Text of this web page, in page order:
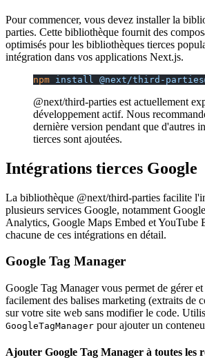
Pour commencer, vous devez installer la
parties. Cette bibliothèque fournit des
optimisés pour les bibliothèques tierces
intégration dans vos applications Next.js.
npm install @next/third-
@next/third-parties est actuellement
développement actif. Nous
dernière version pendant que d'autres
tierces sont ajoutées.
Intégrations tierces Google
La bibliothèque @next/third-parties facilite
plusieurs services Google, notamment
Analytics, Google Maps Embed et YouTube
chacune de ces intégrations en détail.
Google Tag Manager
Google Tag Manager vous permet de gérer
facilement des balises marketing (extraits de
sur votre site web sans modifier le code.
GoogleTagManager pour ajouter un
Ajouter Google Tag Manager à toutes les